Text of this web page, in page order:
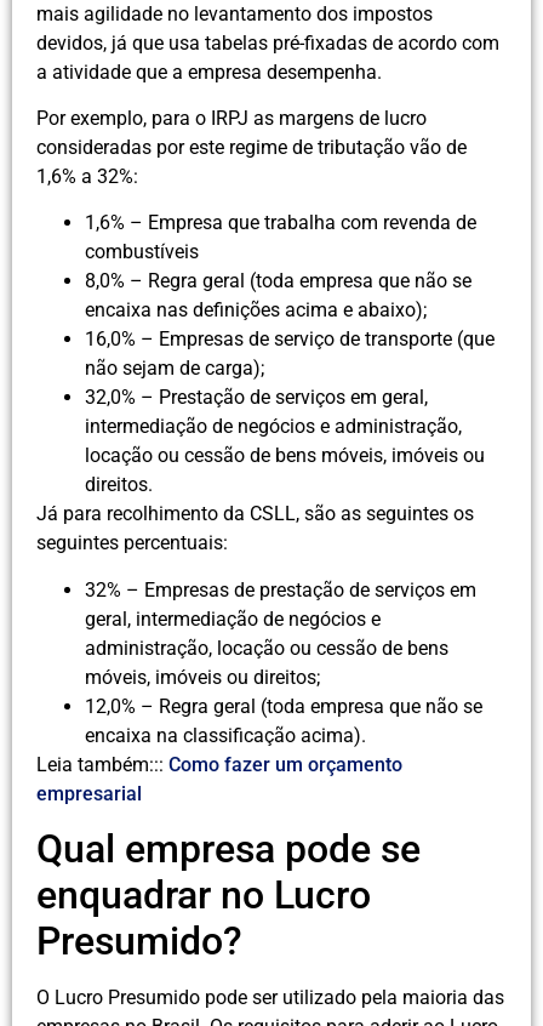
mais agilidade no levantamento dos impostos
devidos, já que usa tabelas pré-fixadas de acordo com
a atividade que a empresa desempenha.
Por exemplo, para o IRPJ as margens de lucro
consideradas por este regime de tributação vão de
1,6% a 32%:
1,6% – Empresa que trabalha com revenda de
combustíveis
8,0% – Regra geral (toda empresa que não se
encaixa nas definições acima e abaixo);
16,0% – Empresas de serviço de transporte (que
não sejam de carga);
32,0% – Prestação de serviços em geral,
intermediação de negócios e administração,
locação ou cessão de bens móveis, imóveis ou
direitos.
Já para recolhimento da CSLL, são as seguintes os
seguintes percentuais:
32% – Empresas de prestação de serviços em
geral, intermediação de negócios e
administração, locação ou cessão de bens
móveis, imóveis ou direitos;
12,0% – Regra geral (toda empresa que não se
encaixa na classificação acima).
Leia também::: Como fazer um orçamento
empresarial
Qual empresa pode se
enquadrar no Lucro
Presumido?
O Lucro Presumido pode ser utilizado pela maioria das